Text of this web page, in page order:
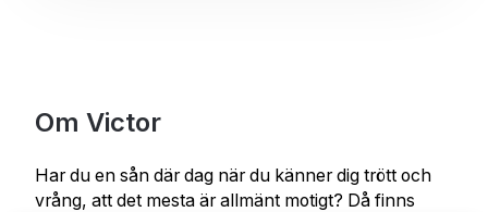
Om Victor
Har du en sån där dag när du känner dig trött och
vrång, att det mesta är allmänt motigt? Då finns